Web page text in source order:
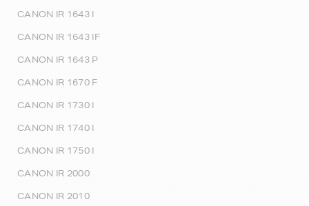
CANON IR 1643 I
CANON IR 1643 IF
CANON IR 1643 P
CANON IR 1670 F
CANON IR 1730 I
CANON IR 1740 I
CANON IR 1750 I
CANON IR 2000
CANON IR 2010